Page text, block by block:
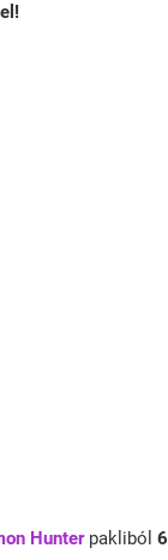
Hunterpakliból 6